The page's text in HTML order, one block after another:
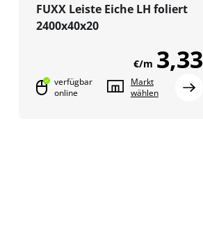
FUXX Leiste Eiche LH foliert
2400x40x20
€/m 3,33
verfügbar
online
Markt
wählen